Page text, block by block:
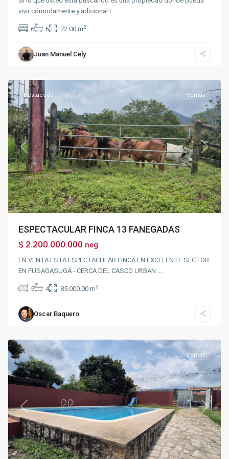
vivir cómodamente y adicional r ...
6 6 72.00 m2
Juan Manuel Cely
PIAMONTE
Previous Next
Destacado Ventas
ESPECTACULAR FINCA 13 FANEGADAS
$ 2.200.000.000 neg
EN VENTA ESTA ESPECTACULAR FINCA EN EXCELENTE SECTOR
EN FUSAGASUGÁ - CERCA DEL CASCO URBAN ...
5 4 85.000.00 m2
Oscar Baquero
Previous Next
Ventas